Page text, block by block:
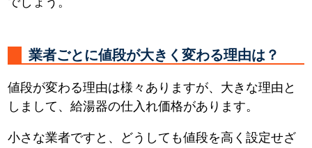
業者ごとに値段が大きく変わる理由は？
値段が変わる理由は様々ありますが、大きな理由と
しまして、給湯器の仕入れ価格があります。
小さな業者ですと、どうしても値段を高く設定せざ